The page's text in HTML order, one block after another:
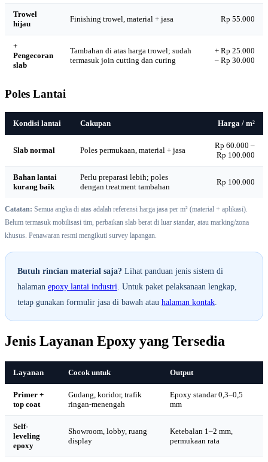
Trowel
hijau
Finishing trowel, material + jasa Rp 55.000
+
Pengecoran
slab
Tambahan di atas harga trowel; sudah
termasuk join cutting dan curing
+ Rp 25.000
– Rp 30.000
Poles Lantai
Kondisi lantai Cakupan Harga / m²
Slab normal Poles permukaan, material + jasa
Rp 60.000 –
Rp 100.000
Bahan lantai
kurang baik
Perlu preparasi lebih; poles
dengan treatment tambahan
Rp 100.000
Catatan: Semua angka di atas adalah referensi harga jasa per m² (material + aplikasi).
Belum termasuk mobilisasi tim, perbaikan slab berat di luar standar, atau marking/zona
khusus. Penawaran resmi mengikuti survey lapangan.
Butuh rincian material saja? Lihat panduan jenis sistem di
halaman epoxy lantai industri . Untuk paket pelaksanaan lengkap,
tetap gunakan formulir jasa di bawah atau halaman kontak
Jenis Layanan Epoxy yang Tersedia
Layanan Cocok untuk Output
Primer +
top coat
Gudang, koridor, trafik
ringan-menengah
Epoxy standar 0,3–0,5
mm
Self-
leveling
epoxy
Showroom, lobby, ruang
display
Ketebalan 1–2 mm,
permukaan rata